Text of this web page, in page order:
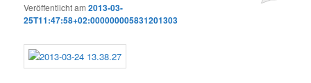
Veröffentlicht am2013-03-
25T11:47:58+02:000000005831201303